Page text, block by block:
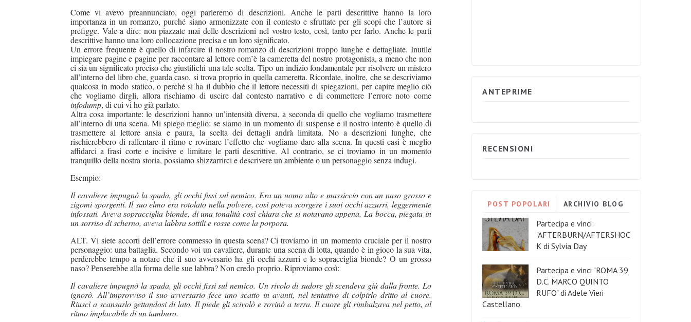
Come vi avevo preannunciato, oggi parleremo di descrizioni. Anche le parti descrittive hanno la loro
importanza in un romanzo, purché siano armonizzate con il contesto e sfruttate per gli scopi che l’autore si
prefigge. Vale a dire: non piazzate mai delle descrizioni nel vostro testo, così, tanto per farlo. Anche le parti
descrittive hanno una loro collocazione precisa e un loro significato.
Un errore frequente è quello di infarcire il nostro romanzo di descrizioni troppo lunghe e dettagliate. Inutile
impiegare pagine e pagine per raccontare al lettore com’è la cameretta del nostro protagonista, a meno che non
ci sia un significato preciso che giustifichi una tale scelta. Tipo un indizio fondamentale per risolvere un mistero
all’interno del libro che, guarda caso, si trova proprio in quella cameretta. Ricordate, inoltre, che se descriviamo
qualcosa in modo statico, o perché si ha il dubbio che il lettore necessiti di spiegazioni, per capire meglio ciò
che vogliamo dirgli, allora rischiamo di uscire dal contesto narrativo e di commettere l’errore noto come
infodump, di cui vi ho già parlato.
Altra cosa importante: le descrizioni hanno un’intensità diversa, a seconda di quello che vogliamo trasmettere
all’interno di una scena. Mi spiego meglio: se siamo in un momento di suspense e il nostro intento è quello di
trasmettere al lettore ansia e paura, la scelta dei dettagli andrà limitata. No a descrizioni lunghe, che
rischierebbero di rallentare il ritmo e rovinare l’effetto che vogliamo dare alla scena. In questi casi è meglio
affidarci a frasi corte e incisive e limitare le parti descrittive. Al contrario, se ci troviamo in un momento
tranquillo della nostra storia, possiamo sbizzarrirci e descrivere un ambiente o un personaggio senza indugi.
Esempio:
Il cavaliere impugnò la spada, gli occhi fissi sul nemico. Era un uomo alto e massiccio con un naso grosso e
zigomi sporgenti. Il suo elmo era rotolato nella polvere, così poteva scorgere i suoi occhi azzurri, leggermente
infossati. Aveva sopracciglia bionde, di una tonalità così chiara che si notavano appena. La bocca, piegata in
un sorriso di scherno, aveva labbra sottili e rosse come la porpora.
ALT. Vi siete accorti dell’errore commesso in questa scena? Ci troviamo in un momento cruciale per il nostro
personaggio: una battaglia. Secondo voi un cavaliere, durante una scena di lotta, quando è in gioco la sua vita,
perderebbe tempo a notare che il suo avversario ha gli occhi azzurri e le sopracciglia bionde? O un grosso
naso? Penserebbe alla forma delle sue labbra? Non credo proprio. Riproviamo così:
Il cavaliere impugnò la spada, gli occhi fissi sul nemico. Un rivolo di sudore gli scendeva giù dalla fronte. Lo
ignorò. All’improvviso il suo avversario fece uno scatto in avanti, nel tentativo di colpirlo dritto al cuore.
Riuscì a scansarlo gettandosi di lato. Il piede gli scivolò e rovinò a terra. Il cuore gli rimbalzava nel petto, al
ritmo implacabile di un tamburo.
ANTEPRIME
RECENSIONI
POST POPOLARI ARCHIVIO BLOG
Partecipa e vinci:
"AFTERBURN/AFTERSHOC
K di Sylvia Day
Partecipa e vinci "ROMA 39
D.C. MARCO QUINTO
RUFO" di Adele Vieri
Castellano.